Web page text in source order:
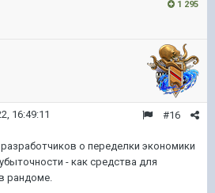
1 295
#16
16:49:11
о переделки экономики
- как средства для
рандоме.